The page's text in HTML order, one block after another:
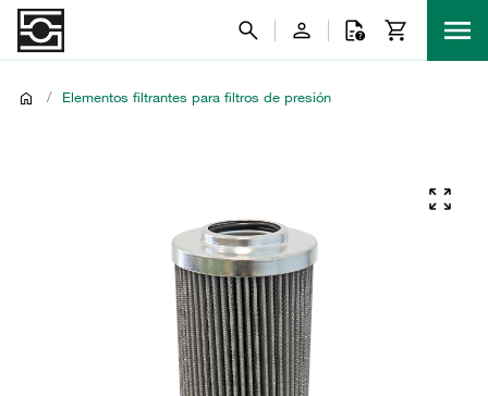
/ Elementos filtrantes para filtros de presión